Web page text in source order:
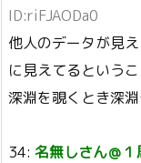
ID:riFJAODa0
他人のデータが見
に見えてるという
深淵を覗くとき深
34: 名無しさん＠１